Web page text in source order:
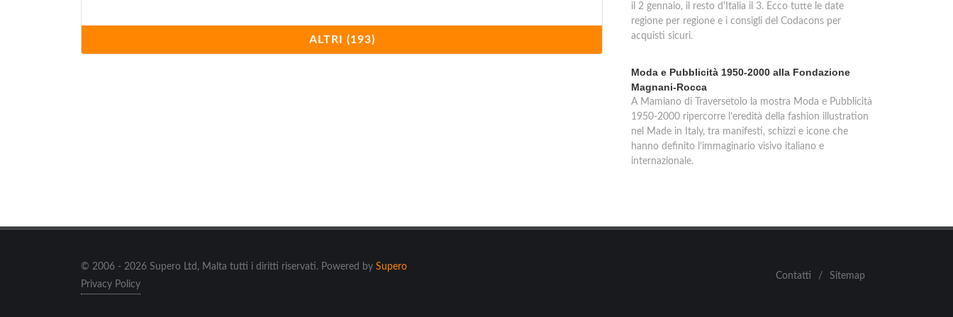
via della Moda 1, Serravalle Scrivia
Cascina Prota Bassa 12, Ozzano
Arena
via della Moda 1, Serravalle Scrivia
ALTRI (193)
il 2 gennaio, il resto d'Italia il 3. Ecco tutte le date
regione per regione e i consigli del Codacons per
acquisti sicuri.
Moda e Pubblicità 1950-2000 alla Fondazione
Magnani-Rocca
A Mamiano di Traversetolo la mostra Moda e Pubblicità
1950-2000 ripercorre l’eredità della fashion illustration
nel Made in Italy, tra manifesti, schizzi e icone che
hanno definito l’immaginario visivo italiano e
internazionale.
© 2006 - 2026 Supero Ltd, Malta tutti i diritti riservati. Powered by Supero
Privacy Policy
Contatti / Sitemap